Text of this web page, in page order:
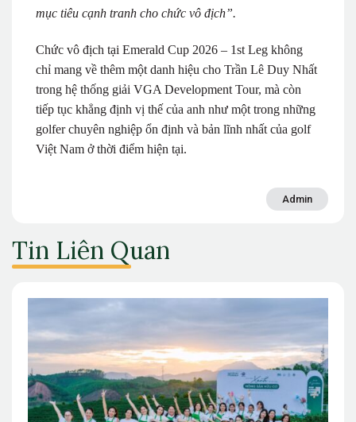
mục tiêu cạnh tranh cho chức vô địch”.
Chức vô địch tại Emerald Cup 2026 – 1st Leg không
chỉ mang về thêm một danh hiệu cho Trần Lê Duy Nhất
trong hệ thống giải VGA Development Tour, mà còn
tiếp tục khẳng định vị thế của anh như một trong những
golfer chuyên nghiệp ổn định và bản lĩnh nhất của golf
Việt Nam ở thời điểm hiện tại.
Admin
Tin Liên Quan